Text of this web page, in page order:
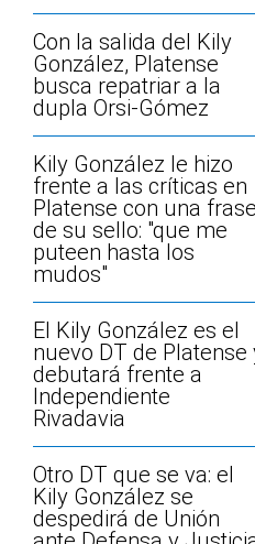
Con la salida del Kily
González, Platense
busca repatriar a la
dupla Orsi-Gómez
Kily González le hizo
frente a las críticas en
Platense con una frase
de su sello: "que me
puteen hasta los
mudos"
El Kily González es el
nuevo DT de Platense
debutará frente a
Independiente
Rivadavia
Otro DT que se va: el
Kily González se
despedirá de Unión